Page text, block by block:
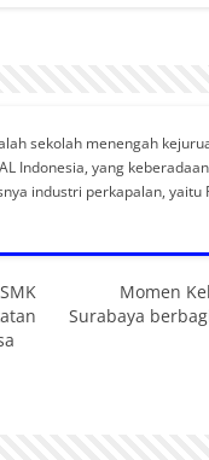
sekolah menengah
Indonesia, yang
industri perkapalan, yaitu
Momen
Surabaya